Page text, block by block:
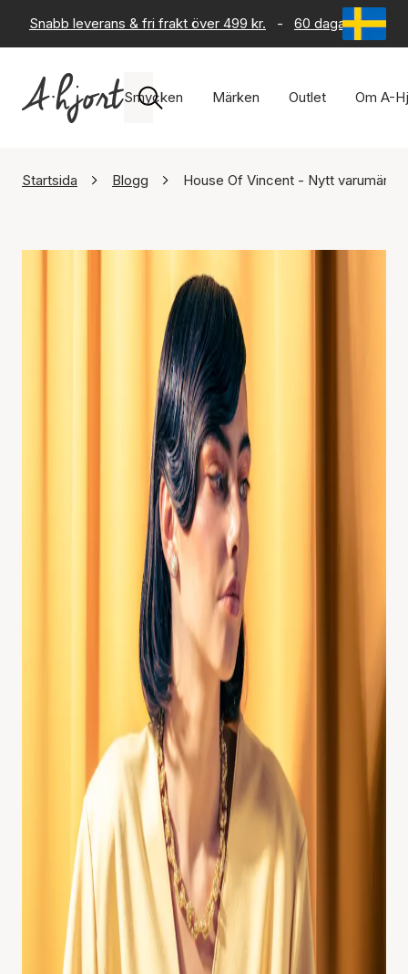
Snabb leverans & fri frakt över 499 kr. - 60 dagars
Smycken Märken Outlet Om A-
Startsida Blogg House Of Vincent - Nytt